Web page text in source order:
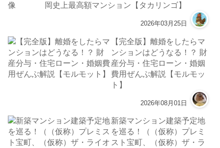
岡史上最高額マンション【タカリンゴ】
2026年03月25日
【完全版】離婚をしたらマ
ンションはどうなる！？ 財
産分与・住宅ローン・婚姻
費用ぜんぶ解説【モルモッ
ト】
2026年08月01日
新築マンション建築予定地
を巡る！（（仮称）プレミ
スト宝町、（仮称）ザ・ラ